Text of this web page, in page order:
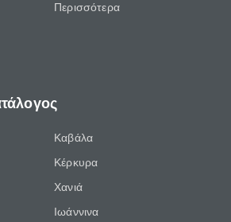
Περισσότερα
Καβάλα
Κέρκυρα
Χανιά
Ιωάννινα